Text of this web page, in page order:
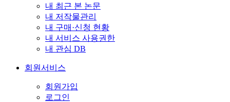
내 최근 본 논문
내 저작물관리
내 구매·신청 현황
내 서비스 사용권한
내 관심 DB
회원서비스
회원가입
로그인